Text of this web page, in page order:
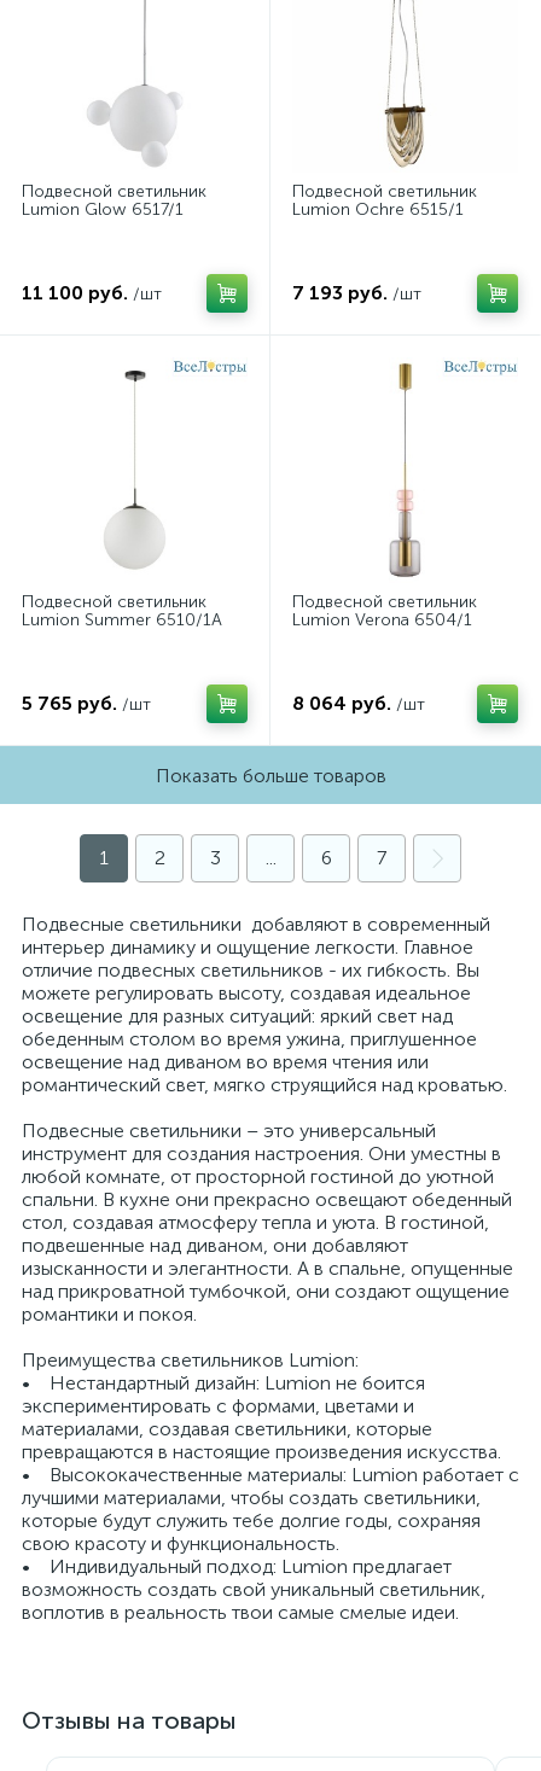
Подвесной светильник
Lumion Glow 6517/1
11 100 руб. /шт
Подвесной светильник
Lumion Ochre 6515/1
7 193 руб. /шт
Подвесной светильник
Lumion Summer 6510/1A
5 765 руб. /шт
Подвесной светильник
Lumion Verona 6504/1
8 064 руб. /шт
Показать больше товаров
1 2 3 ... 6 7
Подвесные светильники добавляют в современный
интерьер динамику и ощущение легкости. Главное
отличие подвесных светильников - их гибкость. Вы
можете регулировать высоту, создавая идеальное
освещение для разных ситуаций: яркий свет над
обеденным столом во время ужина, приглушенное
освещение над диваном во время чтения или
романтический свет, мягко струящийся над кроватью.
Подвесные светильники – это универсальный
инструмент для создания настроения. Они уместны в
любой комнате, от просторной гостиной до уютной
спальни. В кухне они прекрасно освещают обеденный
стол, создавая атмосферу тепла и уюта. В гостиной,
подвешенные над диваном, они добавляют
изысканности и элегантности. А в спальне, опущенные
над прикроватной тумбочкой, они создают ощущение
романтики и покоя.
Преимущества светильников Lumion:
• Нестандартный дизайн: Lumion не боится
экспериментировать с формами, цветами и
материалами, создавая светильники, которые
превращаются в настоящие произведения искусства.
• Высококачественные материалы: Lumion работает с
лучшими материалами, чтобы создать светильники,
которые будут служить тебе долгие годы, сохраняя
свою красоту и функциональность.
• Индивидуальный подход: Lumion предлагает
возможность создать свой уникальный светильник,
воплотив в реальность твои самые смелые идеи.
Отзывы на товары